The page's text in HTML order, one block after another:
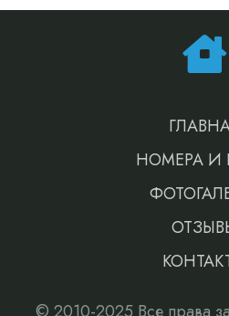
НОМЕРА И
© 2010-2025 Все права